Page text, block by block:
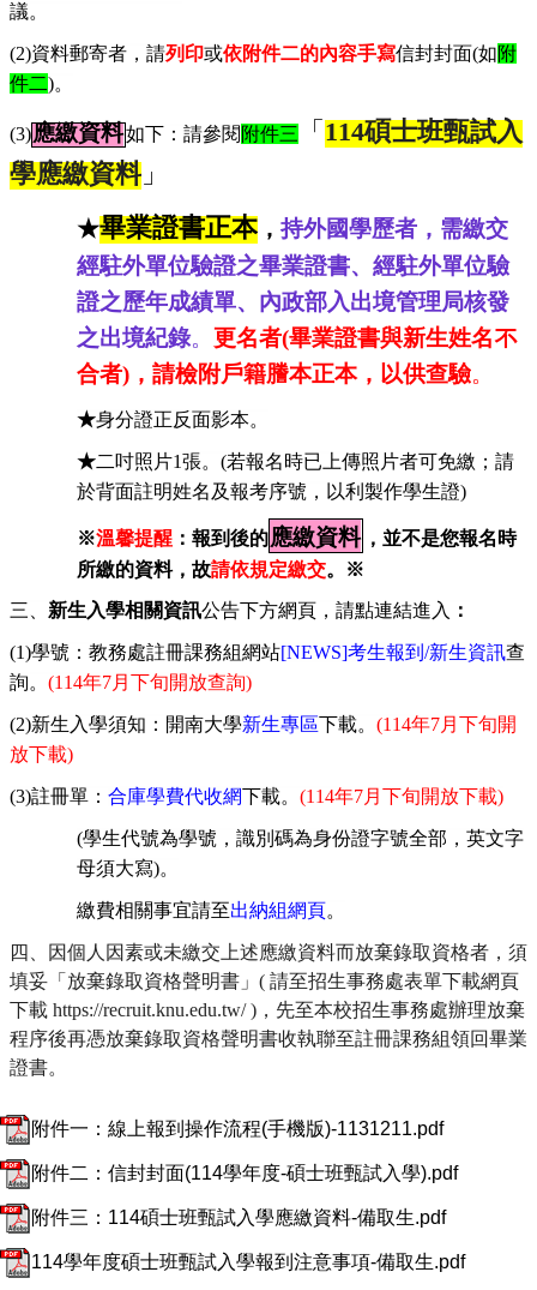
議。
(2)資料郵寄者，請列印或依附件二的內容手寫信封封面(如附
件二)。
(3)應繳資料如下：請參閱 附件三「 114碩士班甄試入
學應繳資料 」
★畢業證書正本 ， 持外國學歷者，需繳交
經駐外單位驗證之畢業證書、經駐外單位驗
證之歷年成績單、內政部入出境管理局核發
之出境紀錄。 更名者(畢業證書與新生姓名不
合者)，請檢附戶籍謄本正本，以供查驗。
★身分證正反面影本。
★二吋照片1張。 (若報名時已上傳照片者可免繳；請
於背面註明姓名及報考序號，以利製作學生證)
※溫馨提醒 ：報到後的應繳資料 ，並不是您報名時
所繳的資料，故請依規定繳交。※
三、 新生入學相關資訊公告下方網頁，請點連結進入 ：
(1)學號：教務處註冊課務組網站[NEWS]考生報到 /新生資訊查
詢。 (114年7月 下旬開放查詢)
(2)新生入學須知：開南大學新生專區下載。 (114年7月下旬開
放下載)
(3)註冊單： 合庫學費代收網下載。 (114年7月 下旬開放下載)
(學生代號為學號，識別碼為身份證字號全部，英文字
母須大寫)。
繳費相關事宜請至出納組網頁。
四、因個人因素或未繳交上述應繳資料而放棄錄取資格者，須
填妥「放棄錄取資格聲明書」( 請至招生事務處表單下載網頁
下載 https://recruit.knu.edu.tw/ )，先至本校招生事務處辦理放棄
程序後再憑放棄錄取資格聲明書收執聯至註冊課務組領回畢業
證書。
附件一：線上報到操作流程(手機版)-1131211.pdf
附件二：信封封面(114學年度-碩士班甄試入學).pdf
附件三：114碩士班甄試入學應繳資料-備取生.pdf
114學年度碩士班甄試入學報到注意事項-備取生.pdf